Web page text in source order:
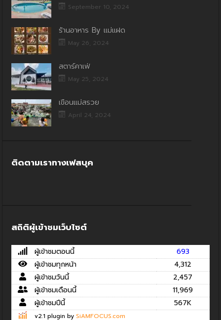
September 10, 2024
ร้านอาหาร By แม่แฝด
May 26, 2024
สตาร์คาเฟ่
May 25, 2024
เขื่อนแม่สรวย
April 24, 2024
ติดตามเราทางเฟสบุค
สถิติผู้เข้าชมเว็บไซต์
ผู้เข้าชมตอนนี้
693
ผู้เข้าชมทุกหน้า
4,312
ผู้เข้าชมวันนี้
2,457
ผู้เข้าชมเดือนนี้
11,969
ผู้เข้าชมปีนี้
567K
v2.1 plugin by SiAMFOCUS.com